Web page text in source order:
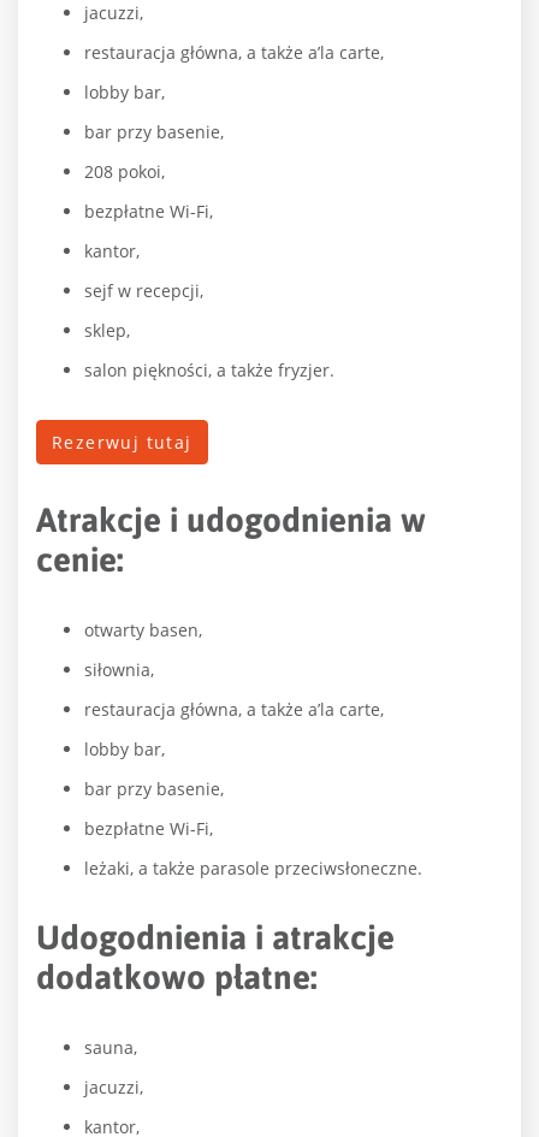
jacuzzi,
restauracja główna, a także a’la carte,
lobby bar,
bar przy basenie,
208 pokoi,
bezpłatne Wi-Fi,
kantor,
sejf w recepcji,
sklep,
salon piękności, a także fryzjer.
Rezerwuj tutaj
Atrakcje i udogodnienia w
cenie:
otwarty basen,
siłownia,
restauracja główna, a także a’la carte,
lobby bar,
bar przy basenie,
bezpłatne Wi-Fi,
leżaki, a także parasole przeciwsłoneczne.
Udogodnienia i atrakcje
dodatkowo płatne:
sauna,
jacuzzi,
kantor,